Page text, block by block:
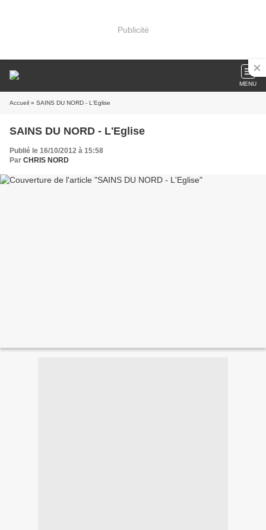
Publicité
MENU
Accueil » SAINS DU NORD - L'Eglise
SAINS DU NORD - L'Eglise
Publié le 16/10/2012 à 15:58
Par CHRIS NORD